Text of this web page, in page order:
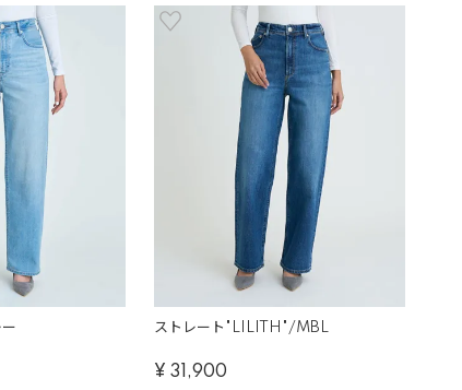
ストレート"LILITH"/MBL
¥ 31,900